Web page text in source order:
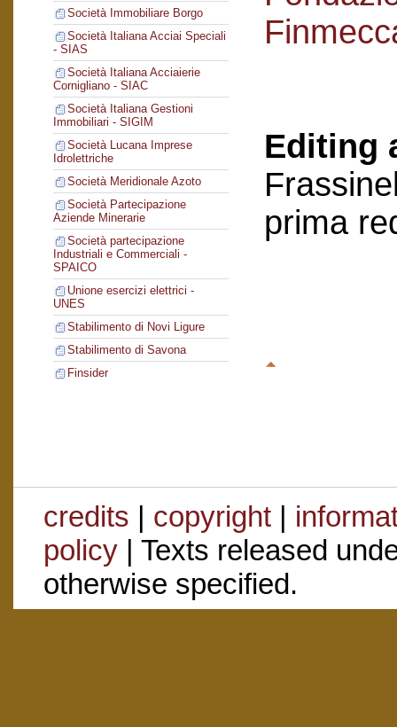
Società Immobiliare Borgo
Società Italiana Acciai Speciali
- SIAS
Società Italiana Acciaierie
Cornigliano - SIAC
Società Italiana Gestioni
Immobiliari - SIGIM
Società Lucana Imprese
Idrolettriche
Società Meridionale Azoto
Società Partecipazione
Aziende Minerarie
Società partecipazione
Industriali e Commerciali -
SPAICO
Unione esercizi elettrici -
UNES
Stabilimento di Novi Ligure
Stabilimento di Savona
Finsider
Editing
prima
credits | copyright|
policy| Texts released
otherwise specified.